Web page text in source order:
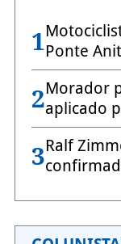
1Ponte
2Morador
aplicado
3Ralf